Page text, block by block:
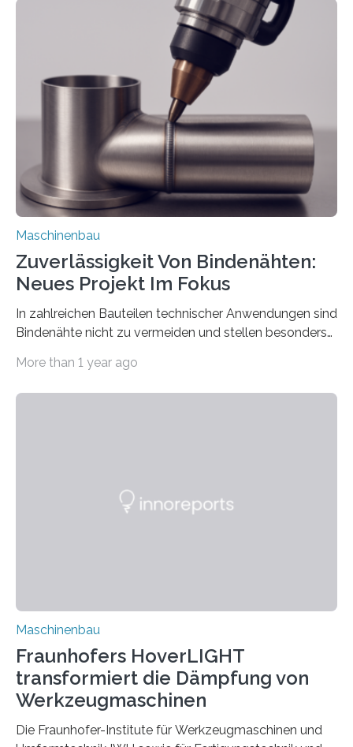
Teile als eine Einheit verpacken. Die Anordnung kann
der Benutzer vorgeben und erhält so mehr Kontrolle
über die Positionierung der Bauteile. Die ebenfalls neue
Automatisierungsschnittstelle dient dazu, die Software
besser in spezifische Unternehmensprozesse
einzubinden. Sankt Augustin – Zur Messe FACHPACK
vom 23. bis 25. September in Nürnberg…
Maschinenbau
Zuverlässigkeit Von Bindenähten:
Neues Projekt Im Fokus
In zahlreichen Bauteilen technischer Anwendungen sind
Bindenähte nicht zu vermeiden und stellen besonders
Matrixmaterials eine große Herausforderung dar.
Durch den verstärkten Einsatz von Rezyklaten
More than 1 year ago
Maschinenbau
Fraunhofers HoverLIGHT
transformiert die Dämpfung von
Werkzeugmaschinen
Die Fraunhofer-Institute für Werkzeugmaschinen und